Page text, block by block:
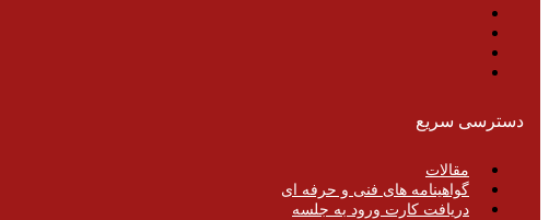
دسترسی سریع
مقالات
گواهینامه های فنی و حرفه ای
دریافت کارت ورود به جلسه